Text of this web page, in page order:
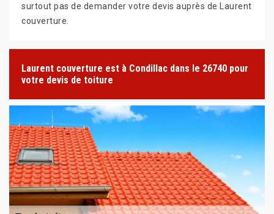
surtout pas de demander votre devis auprès de Laurent
couverture.
Laurent couverture est à Condillac dans le 26740 pour
votre devis de toiture